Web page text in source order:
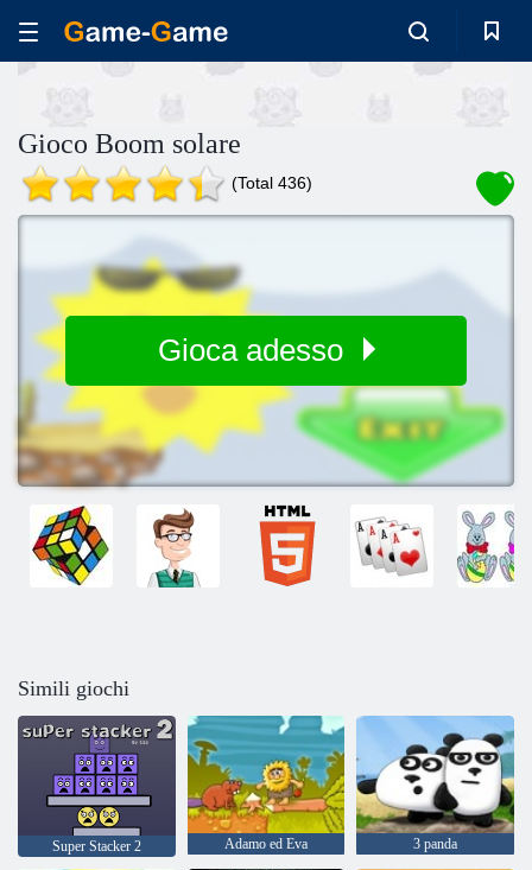
Gioco Boom solare
(Total 436)
Gioca adesso
Simili giochi
Super Stacker 2 Adamo ed Eva 3 panda